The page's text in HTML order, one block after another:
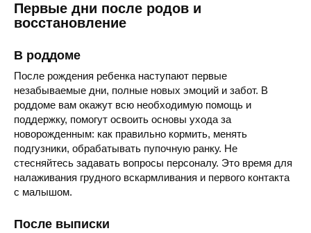
Первые дни после родов и
восстановление
В роддоме
После рождения ребенка наступают первые
незабываемые дни, полные новых эмоций и забот. В
роддоме вам окажут всю необходимую помощь и
поддержку, помогут освоить основы ухода за
новорожденным: как правильно кормить, менять
подгузники, обрабатывать пупочную ранку. Не
стесняйтесь задавать вопросы персоналу. Это время для
налаживания грудного вскармливания и первого контакта
с малышом.
После выписки